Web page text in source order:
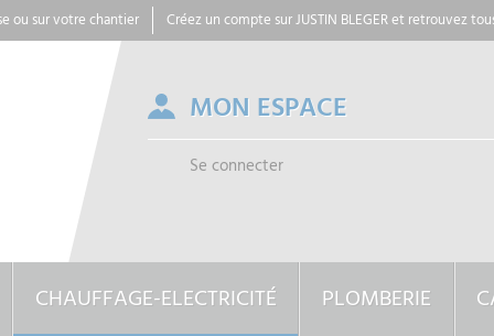
ou sur votre chantier Créez un compte sur JUSTIN BLEGERet retrouvez
MON ESPACE
Se connecter
CHAUFFAGE-ELECTRICITÉ PLOMBERIE